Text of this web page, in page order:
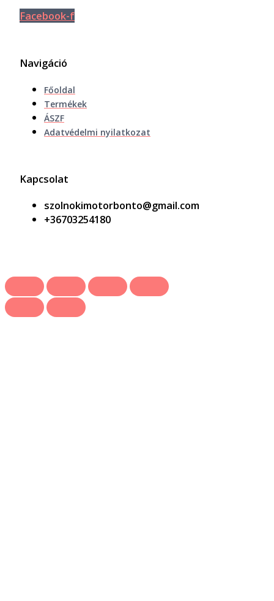
Facebook-f
Navigáció
Főoldal
Termékek
ÁSZF
Adatvédelmi nyilatkozat
Kapcsolat
szolnokimotorbonto@gmail.com
+36703254180